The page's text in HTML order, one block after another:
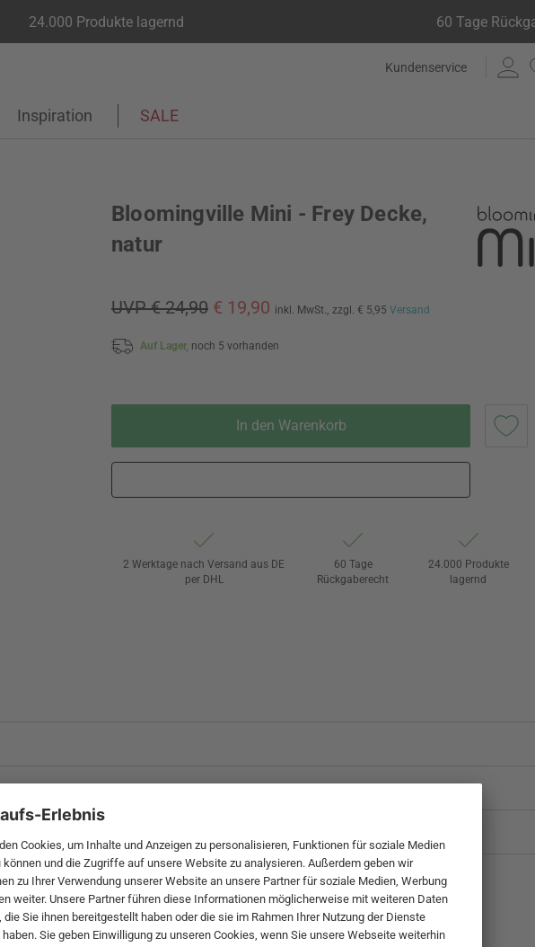
24.000 Produkte lagernd 60 Tage
Kundenservice
Inspiration SALE
Bloomingville Mini - Frey Decke,
natur
UVP € 24,90 € 19,90 inkl. MwSt., zzgl. € 5,95 Versand
Auf Lager, noch 5 vorhanden
In den Warenkorb
2 Werktage nach Versand aus DE
per DHL
60 Tage
Rückgaberecht
24.000 Produkte
lagernd